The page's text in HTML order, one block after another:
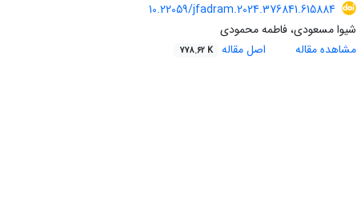
10.22059/jfadram.2024.376841.615884
شیوا مسعودی، فاطمه محمودی
مشاهده مقاله
اصل مقاله 778.62 K